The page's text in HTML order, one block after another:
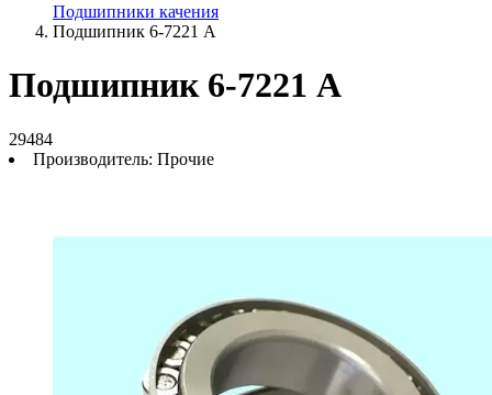
Подшипники качения
Подшипник 6-7221 А
Подшипник 6-7221 А
29484
Производитель: Прочие